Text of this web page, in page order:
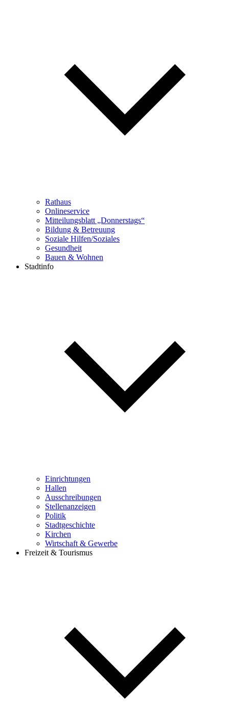
Rathaus
Onlineservice
Mitteilungsblatt „Donnerstags“
Bildung & Betreuung
Soziale Hilfen/Soziales
Gesundheit
Bauen & Wohnen
Stadtinfo
Einrichtungen
Hallen
Ausschreibungen
Stellenanzeigen
Politik
Stadtgeschichte
Kirchen
Wirtschaft & Gewerbe
Freizeit & Tourismus